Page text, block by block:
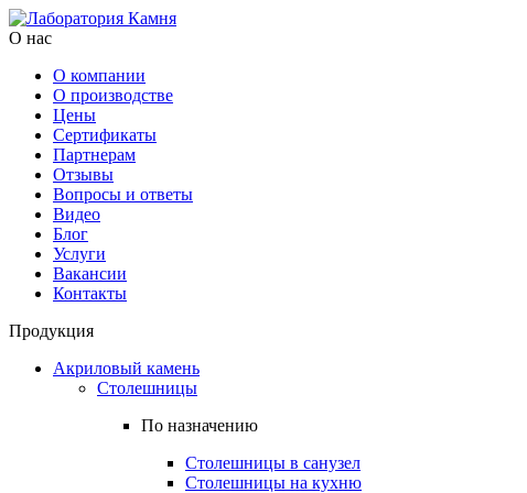
О нас
О компании
О производстве
Цены
Cертификаты
Партнерам
Отзывы
Вопросы и ответы
Видео
Блог
Услуги
Вакансии
Контакты
Продукция
Акриловый камень
Столешницы
По назначению
Столешницы в санузел
Столешницы на кухню